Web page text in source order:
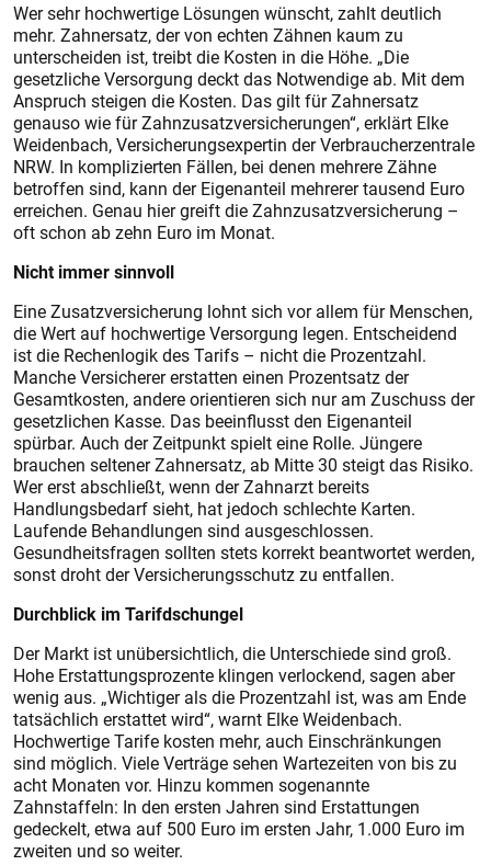
Wer sehr hochwertige Lösungen wünscht, zahlt deutlich
mehr. Zahnersatz, der von echten Zähnen kaum zu
unterscheiden ist, treibt die Kosten in die Höhe. „Die
gesetzliche Versorgung deckt das Notwendige ab. Mit dem
Anspruch steigen die Kosten. Das gilt für Zahnersatz
genauso wie für Zahnzusatzversicherungen“, erklärt Elke
Weidenbach, Versicherungsexpertin der Verbraucherzentrale
NRW. In komplizierten Fällen, bei denen mehrere Zähne
betroffen sind, kann der Eigenanteil mehrerer tausend Euro
erreichen. Genau hier greift die Zahnzusatzversicherung –
oft schon ab zehn Euro im Monat.
Nicht immer sinnvoll
Eine Zusatzversicherung lohnt sich vor allem für Menschen,
die Wert auf hochwertige Versorgung legen. Entscheidend
ist die Rechenlogik des Tarifs – nicht die Prozentzahl.
Manche Versicherer erstatten einen Prozentsatz der
Gesamtkosten, andere orientieren sich nur am Zuschuss der
gesetzlichen Kasse. Das beeinflusst den Eigenanteil
spürbar. Auch der Zeitpunkt spielt eine Rolle. Jüngere
brauchen seltener Zahnersatz, ab Mitte 30 steigt das Risiko.
Wer erst abschließt, wenn der Zahnarzt bereits
Handlungsbedarf sieht, hat jedoch schlechte Karten.
Laufende Behandlungen sind ausgeschlossen.
Gesundheitsfragen sollten stets korrekt beantwortet werden,
sonst droht der Versicherungsschutz zu entfallen.
Durchblick im Tarifdschungel
Der Markt ist unübersichtlich, die Unterschiede sind groß.
Hohe Erstattungsprozente klingen verlockend, sagen aber
wenig aus. „Wichtiger als die Prozentzahl ist, was am Ende
tatsächlich erstattet wird“, warnt Elke Weidenbach.
Hochwertige Tarife kosten mehr, auch Einschränkungen
sind möglich. Viele Verträge sehen Wartezeiten von bis zu
acht Monaten vor. Hinzu kommen sogenannte
Zahnstaffeln: In den ersten Jahren sind Erstattungen
gedeckelt, etwa auf 500 Euro im ersten Jahr, 1.000 Euro im
zweiten und so weiter.